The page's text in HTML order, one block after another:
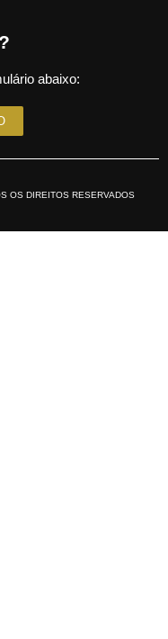
abaixo:
OS DIREITOS RESERVADOS